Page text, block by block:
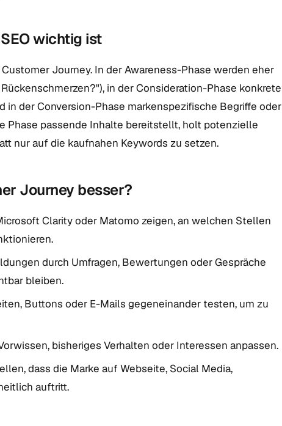
wichtig ist
Journey. In der Awareness-Phase werden eher
in der Consideration-Phase konkrete
in der Conversion-Phase markenspezifische Begriffe oder
Phase passende Inhalte bereitstellt, holt potenzielle
nur auf die kaufnahen Keywords zu setzen.
Journey besser?
Clarity oder Matomo zeigen, an welchen Stellen
durch Umfragen, Bewertungen oder Gespräche
bleiben.
Buttons oder E-Mails gegeneinander testen, um zu
bisheriges Verhalten oder Interessen anpassen.
dass die Marke auf Webseite, Social Media,
auftritt.